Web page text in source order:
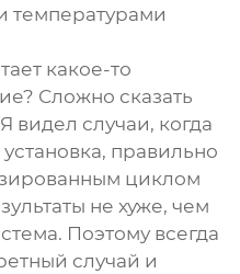
температурами
какое-то
Сложно сказать
видел случаи, когда
правильно
циклом
не хуже, чем
Поэтому всегда
случай и